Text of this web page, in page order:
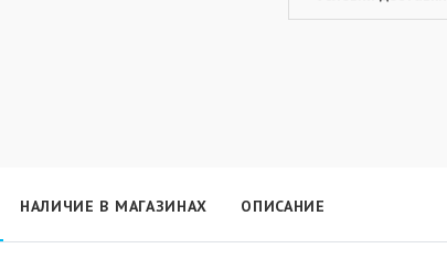
НАЛИЧИЕ В МАГАЗИНАХ ОПИСАНИЕ